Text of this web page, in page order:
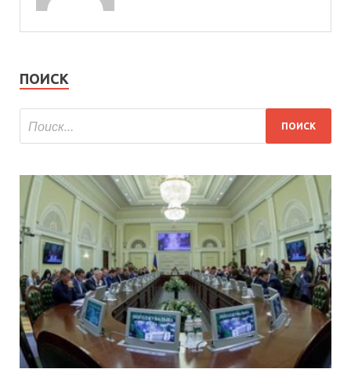
ПОИСК